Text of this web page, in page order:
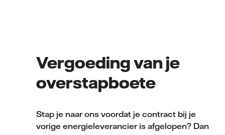
Vergoeding van je
overstapboete
Stap je naar ons voordat je contract bij je
vorige energieleverancier is afgelopen? Dan